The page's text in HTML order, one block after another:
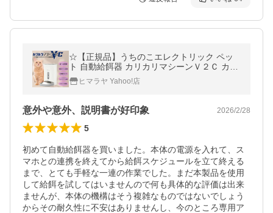
☆【正規品】うちのこエレクトリック ペッ
ト 自動給餌器 カリカリマシーンＶ２Ｃ カメ
ラ付き スマホ操作 F11-C 【返品不可】【ご
自宅配送限定】‥
ヒマラヤ Yahoo!店
意外や意外、説明書が好印象 2026/2/28
5
初めて自動給餌器を買いました。本体の電源を入れて、ス
マホとの連携を終えてから給餌スケジュールを立て終える
まで、とても手軽な一連の作業でした。まだ本製品を使用
して給餌を試してはいませんので何も具体的な評価は出来
ませんが、本体の機構はそう複雑なものではないでしょう
からその耐久性に不安はありませんし、今のところ専用ア